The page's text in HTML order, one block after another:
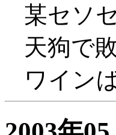
某セソ
天狗で
ワイン